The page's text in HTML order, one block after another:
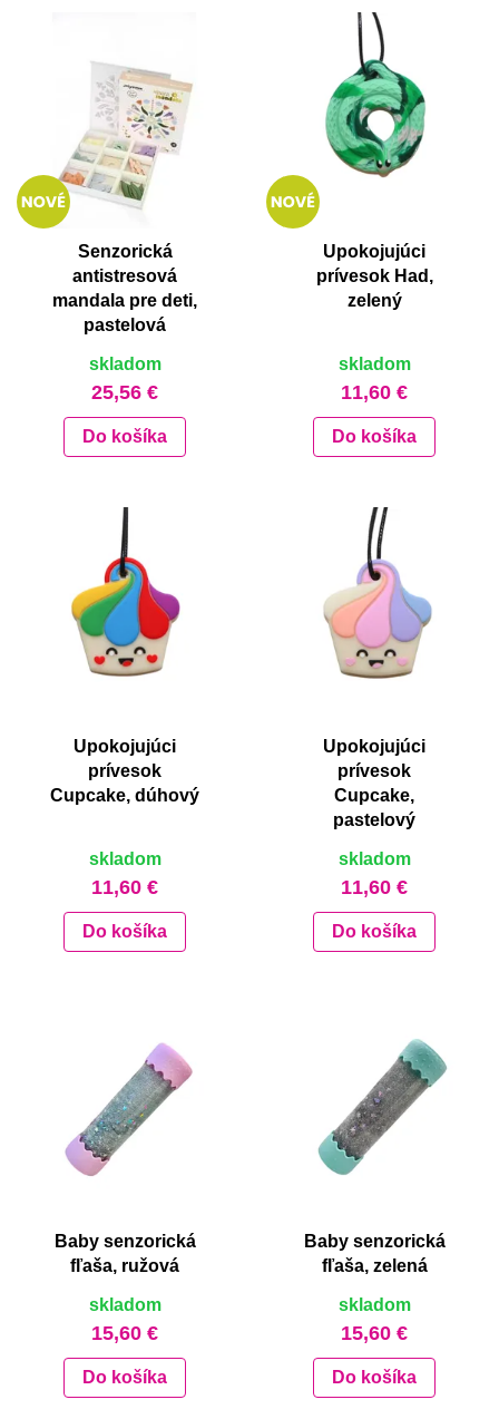
Senzorická
antistresová
mandala pre deti,
pastelová
skladom
25,56 €
Do košíka
Upokojujúci
prívesok Had,
zelený
skladom
11,60 €
Do košíka
Upokojujúci
prívesok
Cupcake, dúhový
skladom
11,60 €
Do košíka
Upokojujúci
prívesok
Cupcake,
pastelový
skladom
11,60 €
Do košíka
Baby senzorická
fľaša, ružová
skladom
15,60 €
Do košíka
Baby senzorická
fľaša, zelená
skladom
15,60 €
Do košíka